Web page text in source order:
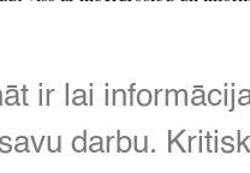
ir lai
darbu.